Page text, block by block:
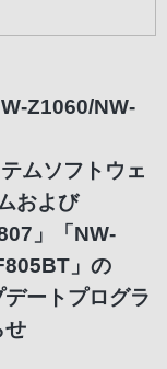
Z1060/NW-
ムソフトウェ
および
」「NW-
」の
ートプログラ
せ